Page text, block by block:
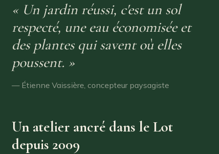
« Un jardin réussi, c'est un sol
respecté, une eau économisée et
des plantes qui savent où elles
poussent. »
— Étienne Vaissière, concepteur paysagiste
Un atelier ancré dans le Lot
depuis 2009